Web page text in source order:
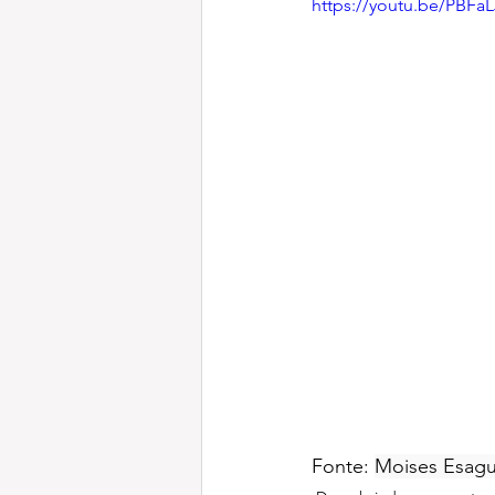
https://youtu.be/
Fonte: Moises